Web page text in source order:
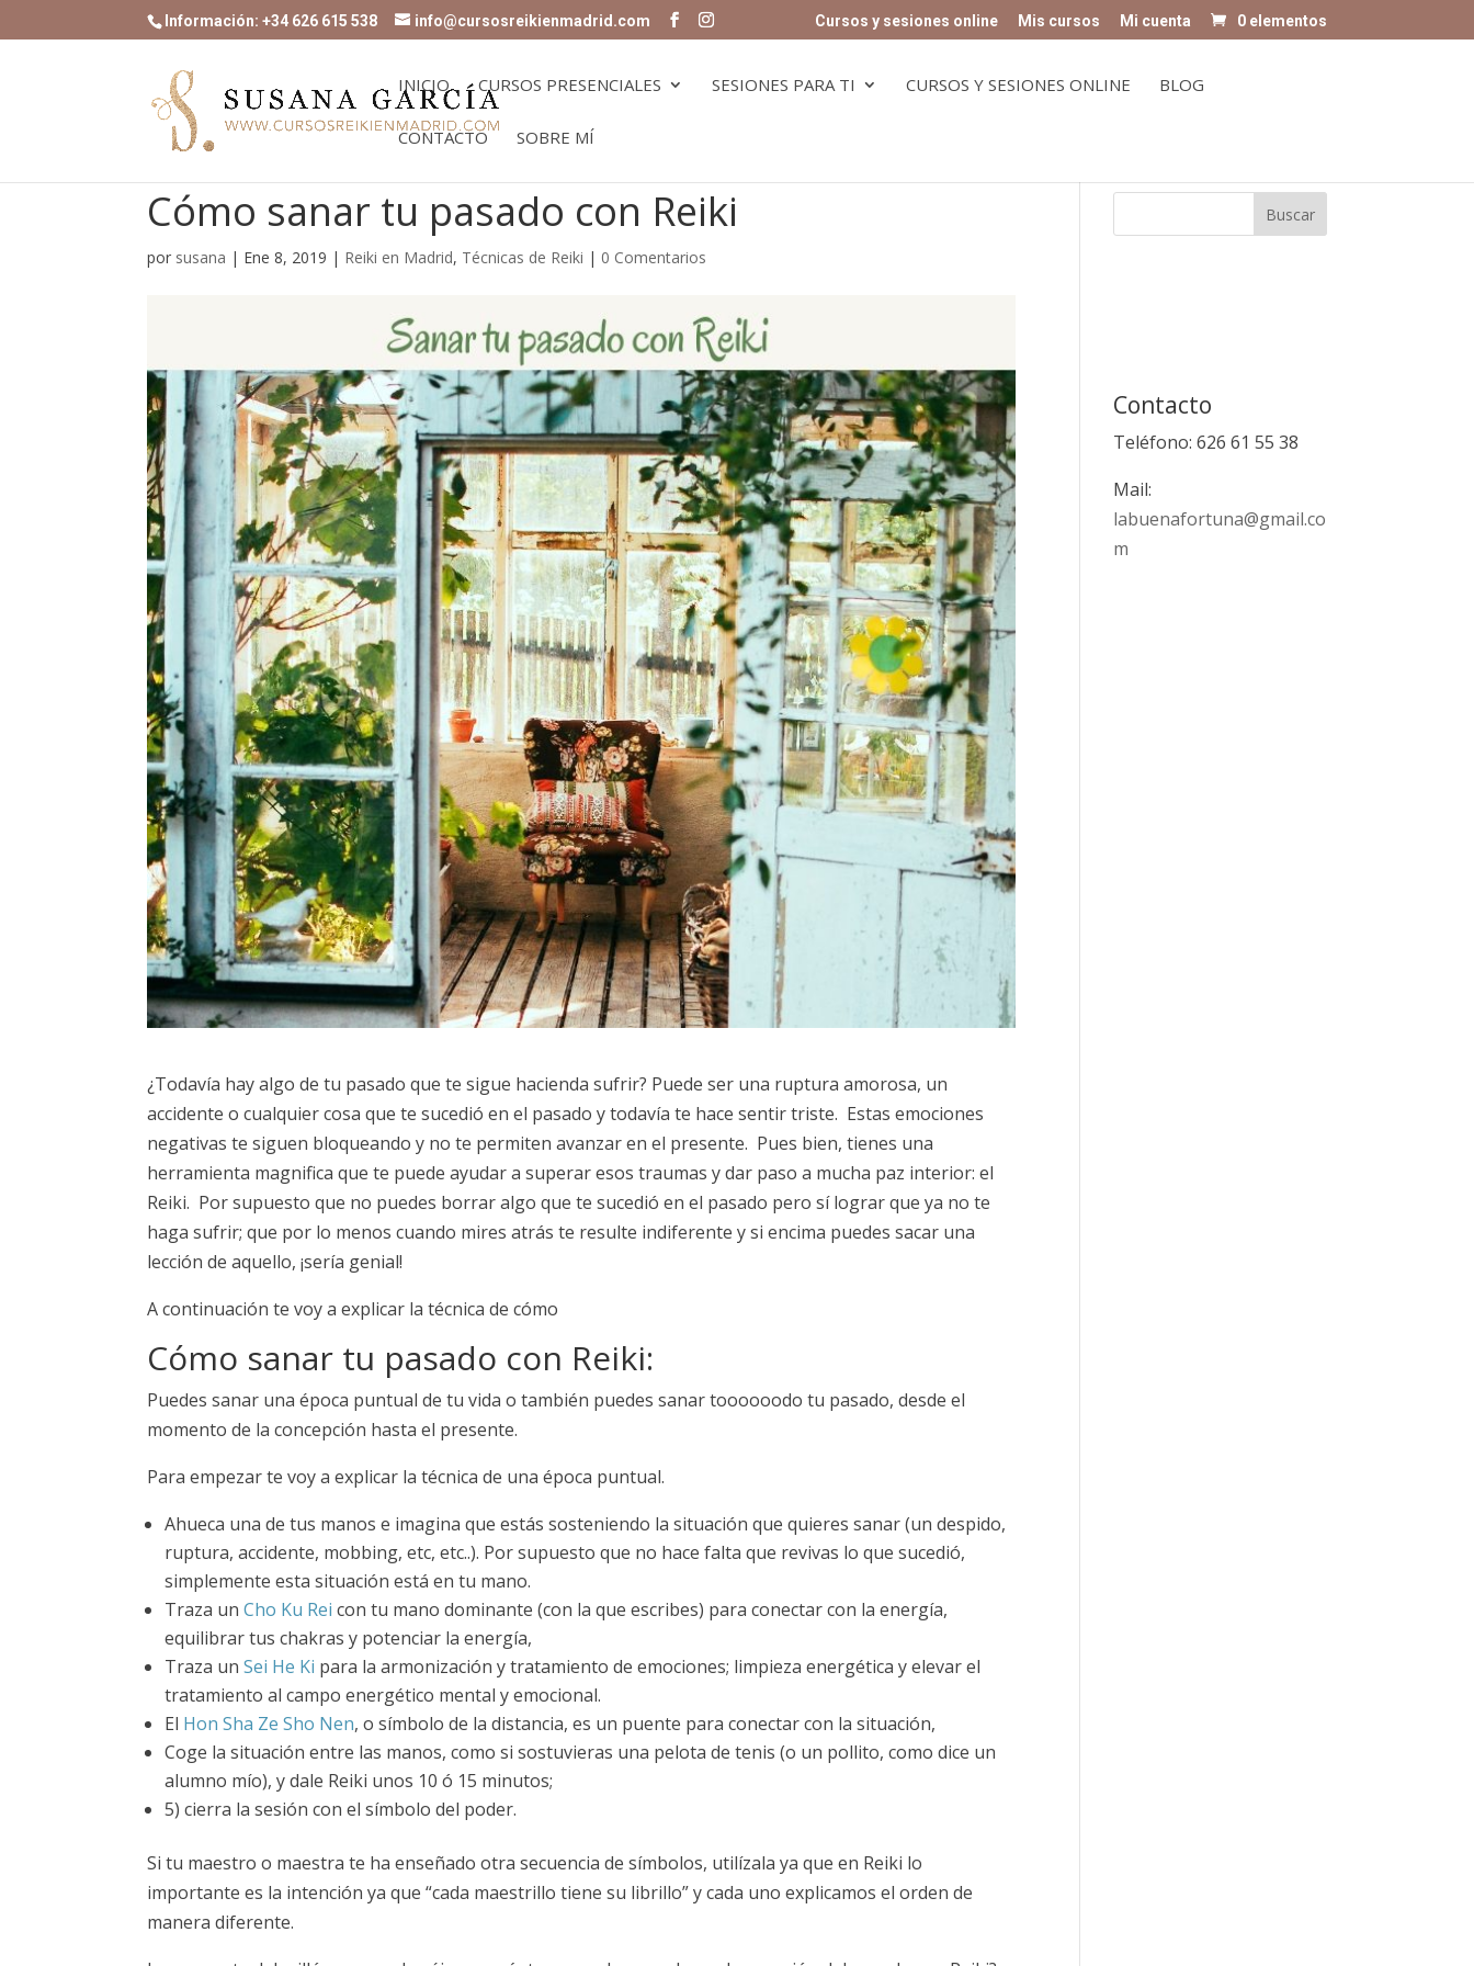
Información: +34 626 615 538 info@cursosreikienmadrid.com Cursos y sesiones online Mis cursos Mi cuenta 0 elementos
INICIO CURSOS PRESENCIALES SESIONES PARA TI CURSOS Y SESIONES ONLINE BLOG
CONTACTO SOBRE MÍ
Cómo sanar tu pasado con Reiki
por susana | Ene 8, 2019 | Reiki en Madrid, Técnicas de Reiki | 0 Comentarios
¿Todavía hay algo de tu pasado que te sigue hacienda sufrir? Puede ser una ruptura amorosa, un
accidente o cualquier cosa que te sucedió en el pasado y todavía te hace sentir triste. Estas emociones
negativas te siguen bloqueando y no te permiten avanzar en el presente. Pues bien, tienes una
herramienta magnifica que te puede ayudar a superar esos traumas y dar paso a mucha paz interior: el
Reiki. Por supuesto que no puedes borrar algo que te sucedió en el pasado pero sí lograr que ya no te
haga sufrir; que por lo menos cuando mires atrás te resulte indiferente y si encima puedes sacar una
lección de aquello, ¡sería genial!
A continuación te voy a explicar la técnica de cómo
Cómo sanar tu pasado con Reiki:
Puedes sanar una época puntual de tu vida o también puedes sanar toooooodo tu pasado, desde el
momento de la concepción hasta el presente.
Para empezar te voy a explicar la técnica de una época puntual.
Ahueca una de tus manos e imagina que estás sosteniendo la situación que quieres sanar (un despido,
ruptura, accidente, mobbing, etc, etc..). Por supuesto que no hace falta que revivas lo que sucedió,
simplemente esta situación está en tu mano.
Traza unCho Ku Reicon tu mano dominante (con la que escribes) para conectar con la energía,
equilibrar tus chakras y potenciar la energía,
Traza unSei He Ki para la armonización y tratamiento de emociones; limpieza energética y elevar el
tratamiento al campo energético mental y emocional.
El Hon Sha Ze Sho Nen, o símbolo de la distancia, es un puente para conectar con la situación,
Coge la situación entre las manos, como si sostuvieras una pelota de tenis (o un pollito, como dice un
alumno mío), y dale Reiki unos 10 ó 15 minutos;
5) cierra la sesión con el símbolo del poder.
Si tu maestro o maestra te ha enseñado otra secuencia de símbolos, utilízala ya que en Reiki lo
importante es la intención ya que “cada maestrillo tiene su librillo” y cada uno explicamos el orden de
manera diferente.
Contacto
Teléfono: 626 61 55 38
Mail:
labuenafortuna@gmail.co
m